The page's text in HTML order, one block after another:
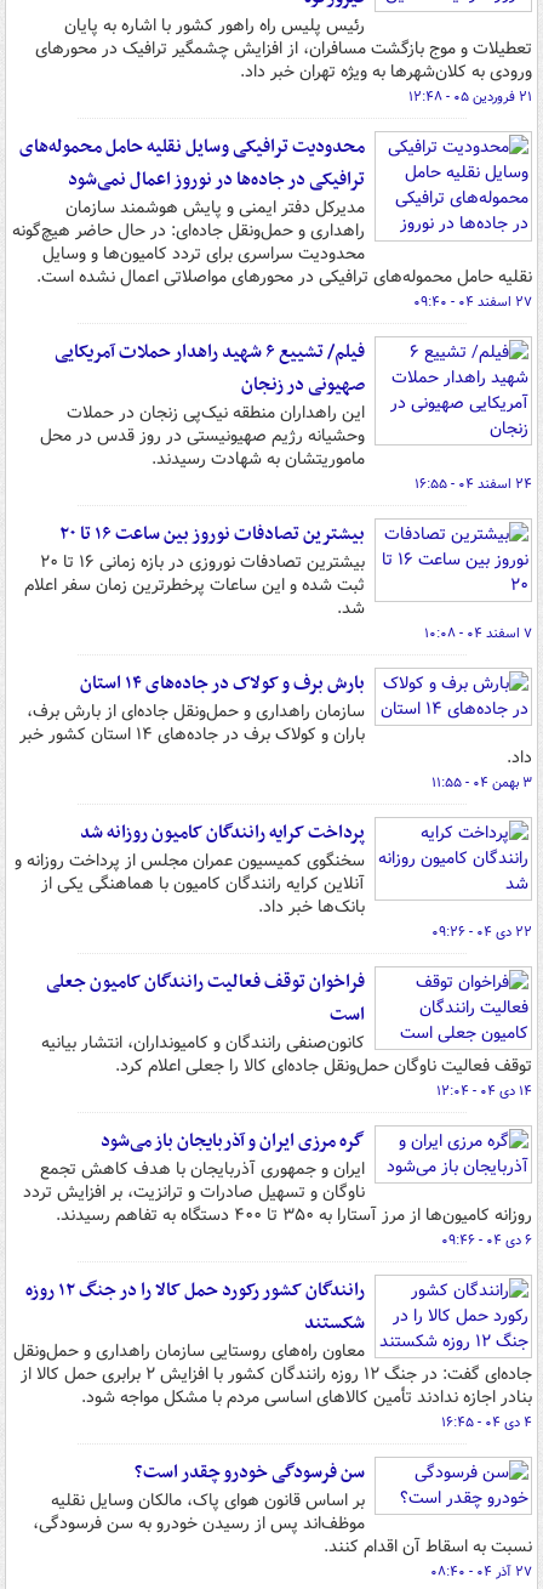
رئیس پلیس راه راهور کشور با اشاره به پایان
تعطیلات و موج بازگشت مسافران، از افزایش چشمگیر ترافیک در محورهای
ورودی به کلان‌شهرها به ویژه تهران خبر داد.
۲۱ فروردین ۰۵ - ۱۲:۴۸
محدودیت ترافیکی وسایل نقلیه حامل محموله‌های
ترافیکی در جاده‌ها در نوروز اعمال نمی‌شود
مدیرکل دفتر ایمنی و پایش هوشمند سازمان
راهداری و حمل‌ونقل جاده‌ای: در حال حاضر هیچ‌گونه
محدودیت سراسری برای تردد کامیون‌ها و وسایل
نقلیه حامل محموله‌های ترافیکی در محورهای مواصلاتی اعمال نشده است.
۲۷ اسفند ۰۴ - ۰۹:۴۰
فیلم/ تشییع ۶ شهید راهدار حملات آمریکایی
صهیونی در زنجان
این راهداران منطقه‌ نیک‌پی زنجان در حملات
وحشیانه رژیم صهیونیستی در روز قدس در محل
ماموریتشان به شهادت رسیدند.
۲۴ اسفند ۰۴ - ۱۶:۵۵
بیشترین تصادفات نوروز بین ساعت ۱۶ تا ۲۰
بیشترین تصادفات نوروزی در بازه زمانی ۱۶ تا ۲۰
ثبت شده و این ساعات پرخطرترین زمان سفر اعلام
شد.
۷ اسفند ۰۴ - ۱۰:۰۸
بارش برف و کولاک در جاده‌های ۱۴ استان
سازمان راهداری و حمل‌ونقل جاده‌ای از بارش برف،
باران و کولاک برف در جاده‌های ۱۴ استان کشور خبر
داد.
۳ بهمن ۰۴ - ۱۱:۵۵
پرداخت کرایه رانندگان کامیون روزانه شد
سخنگوی کمیسیون عمران مجلس از پرداخت روزانه و
آنلاین کرایه رانندگان کامیون با هماهنگی یکی از
بانک‌ها خبر داد.
۲۲ دی ۰۴ - ۰۹:۲۶
فراخوان توقف فعالیت رانندگان کامیون جعلی
است
کانون‌صنفی رانندگان و کامیونداران، انتشار بیانیه
توقف فعالیت ناوگان حمل‌ونقل جاده‌ای کالا را جعلی اعلام کرد.
۱۴ دی ۰۴ - ۱۲:۰۴
گره مرزی ایران و آذربایجان باز می‌شود
ایران و جمهوری آذربایجان با هدف کاهش تجمع
ناوگان و تسهیل صادرات و ترانزیت، بر افزایش تردد
روزانه کامیون‌ها از مرز آستارا به ۳۵۰ تا ۴۰۰ دستگاه به تفاهم رسیدند.
۶ دی ۰۴ - ۰۹:۴۶
رانندگان کشور رکورد حمل کالا را در جنگ ۱۲ روزه
شکستند
معاون راه‌های روستایی سازمان راهداری و حمل‌ونقل
جاده‌ای گفت: در جنگ ۱۲ روزه رانندگان کشور با افزایش ۲ برابری حمل کالا از
بنادر اجازه ندادند تأمین کالاهای اساسی مردم با مشکل مواجه شود.
۴ دی ۰۴ - ۱۶:۴۵
سن فرسودگی خودرو چقدر است؟
بر اساس قانون هوای پاک، مالکان وسایل نقلیه
موظف‌اند پس از رسیدن خودرو به سن فرسودگی،
نسبت به اسقاط آن اقدام کنند.
۲۷ آذر ۰۴ - ۰۸:۴۰